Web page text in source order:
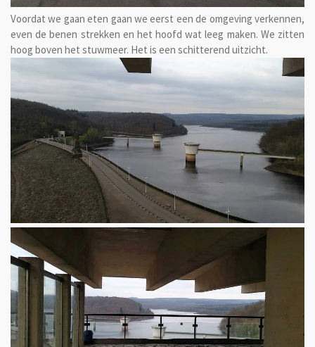
Voordat we gaan eten gaan we eerst een de omgeving verkennen,
even de benen strekken en het hoofd wat leeg maken. We zitten
hoog boven het stuwmeer. Het is een schitterend uitzicht.